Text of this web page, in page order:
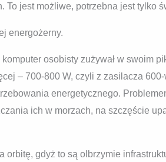
To jest możliwe, potrzebna jest tylko
energożerny.
osobisty zużywał w swoim
– 700-800 W, czyli z zasilacza
energetycznego.
ich w morzach, na szczęście
gdyż to są olbrzymie